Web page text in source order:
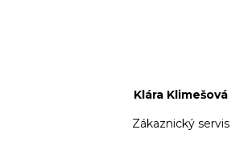
Klára Klimešová
Zákaznický servis